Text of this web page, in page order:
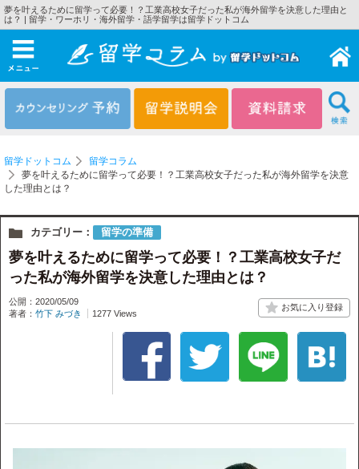
夢を叶えるために留学って必要！？工業高校女子だった私が海外留学を決意した理由と
は？ | 留学・ワーホリ・海外留学・語学留学は留学ドットコム
メニュー
留学ドットコム
留学コラム
夢を叶えるために留学って必要！？工業高校女子だった私が海外留学を決意
した理由とは？
カテゴリー： 留学の準備
夢を叶えるために留学って必要！？工業高校女子だ
った私が海外留学を決意した理由とは？
公開：2020/05/09
著者： 竹下 みづき 1277 Views